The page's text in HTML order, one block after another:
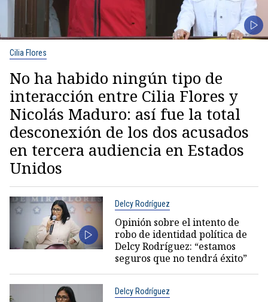
Cilia Flores
No ha habido ningún tipo de
interacción entre Cilia Flores y
Nicolás Maduro: así fue la total
desconexión de los dos acusados
en tercera audiencia en Estados
Unidos
Delcy Rodríguez
Opinión sobre el intento de
robo de identidad política de
Delcy Rodríguez: “estamos
seguros que no tendrá éxito”
Delcy Rodríguez